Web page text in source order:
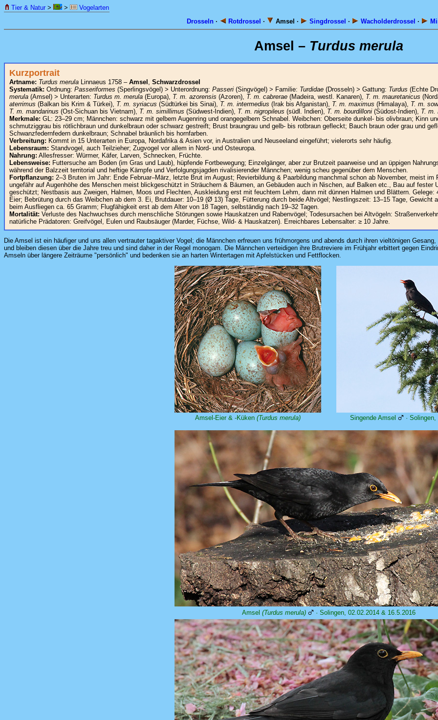
Tier & Natur > >
Vogelarten
Drosseln· Rotdrossel · Amsel · Singdrossel · Wacholderdrossel ·
Amsel – Turdus merula
Kurzportrait
Artname: Turdus merula Linnaeus 1758 – Amsel , Schwarzdrossel
Systematik: Ordnung: Passeriformes (Sperlingsvögel) > Unterordnung: Passeri (Singvögel) > Familie: Turdidae (Drosseln) > Gattung: Turdus (Echte
merula (Amsel) > Unterarten: Turdus m. merula (Europa), T. m. azorensis (Azoren), T. m. cabrerae (Madeira, westl. Kanaren), T. m. mauretanicus
aterrimus (Balkan bis Krim & Türkei), T. m. syriacus (Südtürkei bis Sinai), T. m. intermedius (Irak bis Afganistan), T. m. maximus (Himalaya), T. m.
T. m. mandarinus (Ost-Sichuan bis Vietnam), T. m. simillimus (Südwest-Indien), T. m. nigropileus (südl. Indien), T. m. bourdilloni (Südost-Indien), T. m.
Merkmale: GL: 23–29 cm; Männchen: schwarz mit gelbem Augenring und orangegelbem Schnabel. Weibchen: Oberseite dunkel- bis olivbraun; Kinn
schmutziggrau bis rötlichbraun und dunkelbraun oder schwarz gestreift; Brust braungrau und gelb- bis rotbraun gefleckt; Bauch braun oder grau und
Schwanzfedernfedern dunkelbraun; Schnabel bräunlich bis hornfarben.
Verbreitung: Kommt in 15 Unterarten in Europa, Nordafrika & Asien vor, in Australien und Neuseeland eingeführt; vielerorts sehr häufig.
Lebensraum: Standvogel, auch Teilzieher; Zugvogel vor allem in Nord- und Osteuropa.
Nahrung: Allesfresser: Würmer, Käfer, Larven, Schnecken, Früchte.
Lebensweise: Futtersuche am Boden (im Gras und Laub), hüpfende Fortbewegung; Einzelgänger, aber zur Brutzeit paarweise und an üppigen
während der Balzzeit territorial und heftige Kämpfe und Verfolgungsjagden rivalisierender Männchen; wenig scheu gegenüber dem Menschen.
Fortpflanzung: 2–3 Bruten im Jahr: Ende Februar–März, letzte Brut im August; Revierbildung & Paarbildung manchmal schon ab November, meist im
ungefähr auf Augenhöhe des Menschen meist blickgeschützt in Sträuchern & Bäumen, an Gebäuden auch in Nischen, auf Balken etc., Bau auf fester
geschützt; Nestbasis aus Zweigen, Halmen, Moos und Flechten, Auskleidung erst mit feuchtem Lehm, dann mit dünnen Halmen und Blättern. Gelege:
Eier; Bebrütung durch das Weibchen ab dem 3. Ei, Brutdauer: 10–19 (Ø 13) Tage, Fütterung durch beide Altvögel; Nestlingszeit: 13–15 Tage, Gewicht
beim Ausfliegen ca. 65 Gramm; Flugfähigkeit erst ab dem Alter von 18 Tagen, selbständig nach 19–32 Tagen.
Mortalität: Verluste des Nachwuchses durch menschliche Störungen sowie Hauskatzen und Rabenvögel; Todesursachen bei Altvögeln:
natürliche Prädatoren: Greifvögel, Eulen und Raubsäuger (Marder, Füchse, Wild- & Hauskatzen). Erreichbares Lebensalter: ≥ 10 Jahre.
Die Amsel ist ein häufiger und uns allen vertrauter tagaktiver Vogel; die Männchen erfreuen uns frühmorgens und abends durch ihren vieltönigen
und bleiben diesen über die Jahre treu und sind daher in der Regel monogam. Die Männchen verteidigen ihre Brutreviere im Frühjahr erbittert gegen
Amseln über längere Zeiträume "persönlich" und bedenken sie an harten Wintertagen mit Apfelstücken und Fettflocken.
Amsel-Eier & -Küken (Turdus merula) Singende Amsel ·
Amsel (Turdus merula) · Solingen, 02.02.2014 & 16.5.2016